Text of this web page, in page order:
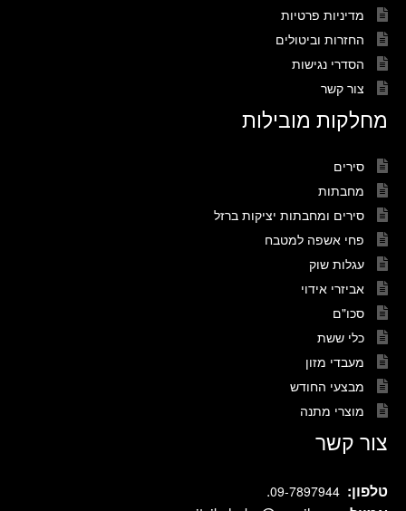
מדיניות פרטיות
החזרות וביטולים
הסדרי נגישות
צור קשר
מחלקות מובילות
סירים
מחבתות
סירים ומחבתות יציקות ברזל
פחי אשפה למטבח
עגלות שוק
אביזרי אידוי
סכו"ם
כלי ששת
מעבדי מזון
מבצעי החודש
מוצרי מתנה
צור קשר
טלפון: 09-7897944
.